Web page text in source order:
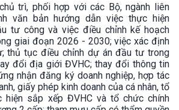
trì, phối hợp với các Bộ, ngành liên
văn bản hướng dẫn việc thực hiện
tư công và việc điều chỉnh kế hoạch
giai đoạn 2026 - 2030; việc xác định
thủ tục điều chỉnh dự án đầu tư trong
đổi địa giới ĐVHC; thay đổi thông tin
nhận đăng ký doanh nghiệp, hợp tác
giấy phép kinh doanh của cá nhân, tổ
hiện sắp xếp ĐVHC và tổ chức chính